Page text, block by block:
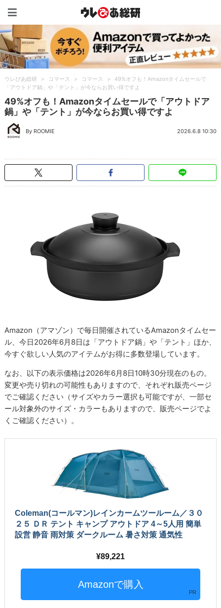
ウレぴあ総研 > コマース > コマース >
49%オフも！Amazonタイムセールで
「アウトドア鍋」や「テント」が今ならお買い得ですよ
49%オフも！Amazonタイムセールで「アウトドア
鍋」や「テント」が今ならお買い得ですよ
By ROOMIE 2026.6.8 10:30
Amazon（アマゾン）で毎日開催されているAmazonタイムセー
ル、今日2026年6月8日は「アウトドア鍋」や「テント」ほか、
今すぐ欲しい人気のアイテムがお得に多数登場しています。
なお、以下の表示価格は2026年6月8日10時30分現在のもの。
変更や売り切れの可能性もありますので、それぞれ販売ページ
でご確認ください（サイズやカラー選択も可能ですが、一部セ
ール対象外のサイズ・カラーもありますので、販売ページでよ
くご確認ください）。
Coleman(コールマン)レインカームツールーム／３０
２５ ＤＲ テント キャンプ アウトドア 4～5人用 簡単
設営 静音 雨対策 ダークルーム 暑さ対策 通気性
89,221
PR